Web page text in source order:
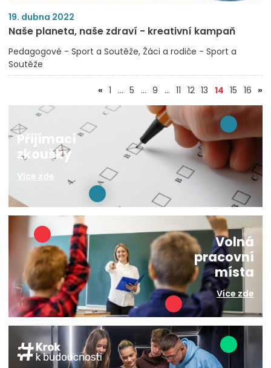
19. dubna 2022
Naše planeta, naše zdraví - kreativní kampaň
Pedagogové - Sport a Soutěže Žáci a rodiče - Sport a
Soutěže
« 1 … 5 … 9 … 11 12 13 14(aktuální)
15 16 »
Přijímací
zkoušky
Více zde
Volná
pracovní
místa
Více zde